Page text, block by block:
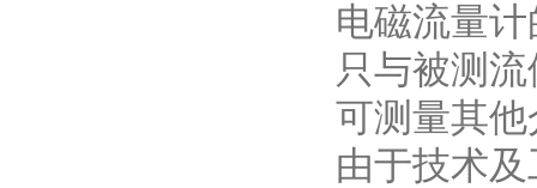
电磁流量
只与被测
可测量其
由于技术